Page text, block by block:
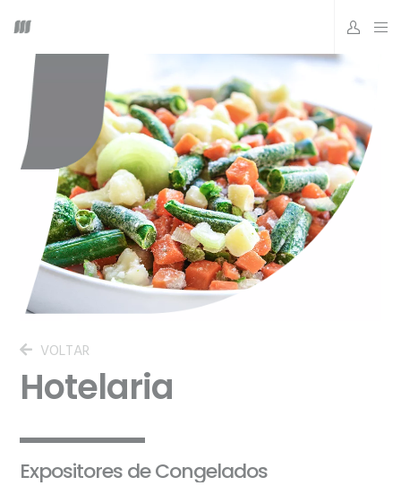
VOLTAR
Hotelaria
Expositores de Congelados